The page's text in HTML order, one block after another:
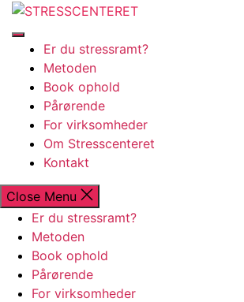
Skip
content
STRESSCENTERET
Er du stressramt?
Metoden
Book ophold
Pårørende
For virksomheder
Om Stresscenteret
Kontakt
Close Menu
Er du stressramt?
Metoden
Book ophold
Pårørende
For virksomheder